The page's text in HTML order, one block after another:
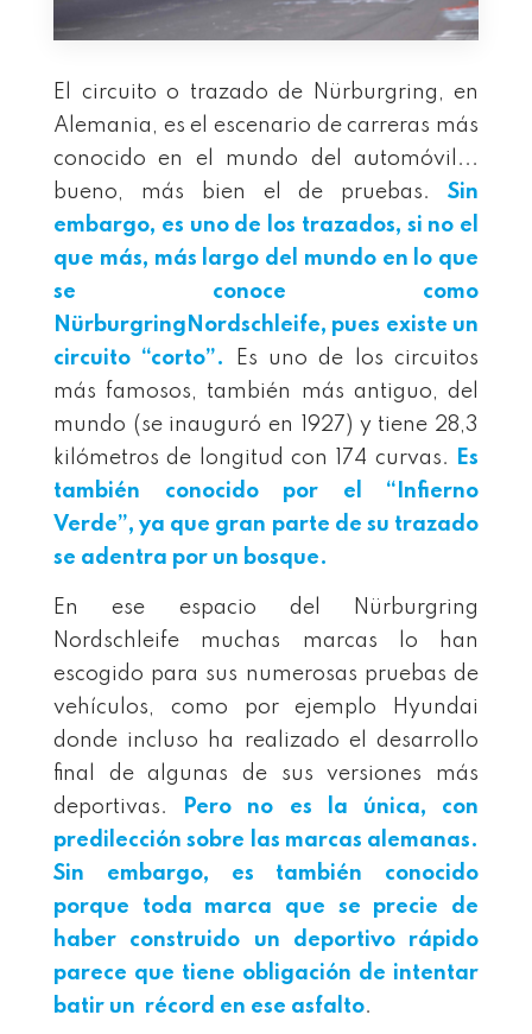
El circuito o trazado de Nürburgring, en
Alemania, es el escenario de carreras más
conocido en el mundo del automóvil...
bueno, más bien el de pruebas. Sin
embargo, es uno de los trazados, si no el
que más, más largo del mundo en lo que
se conoce como
NürburgringNordschleife, pues existe un
circuito “corto”.
Es uno de los circuitos
más famosos, también más antiguo, del
mundo (se inauguró en 1927) y tiene 28,3
kilómetros de longitud con 174 curvas. Es
también conocido por el “Infierno
Verde”, ya que gran parte de su trazado
se adentra por un bosque.
En ese espacio del Nürburgring
Nordschleife muchas marcas lo han
escogido para sus numerosas pruebas de
vehículos, como por ejemplo Hyundai
donde incluso ha realizado el desarrollo
final de algunas de sus versiones más
deportivas.
Pero no es la única, con
predilección sobre las marcas alemanas.
Sin embargo, es también conocido
porque toda marca que se precie de
haber construido un deportivo rápido
parece que tiene obligación de intentar
batir un récord en ese asfalto.